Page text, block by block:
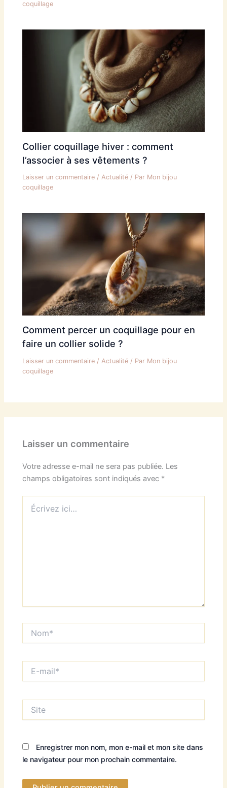
coquillage
Collier coquillage hiver : comment
l’associer à ses vêtements ?
Laisser un commentaire /Actualité / Par Mon bijou
coquillage
Comment percer un coquillage pour en
faire un collier solide ?
Laisser un commentaire / Actualité / Par Mon bijou
coquillage
Laisser un commentaire
Votre adresse e-mail ne sera pas publiée. Les
champs obligatoires sont indiqués avec *
ici…
mail*
Enregistrer mon nom, mon e-mail et mon site dans
le navigateur pour mon prochain commentaire.